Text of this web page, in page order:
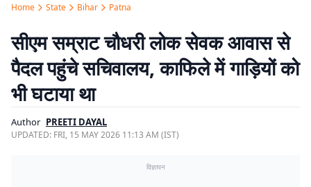
Home State Bihar Patna
सीएम सम्राट चौधरी लोक सेवक आवास से
पैदल पहुंचे सचिवालय, काफिले में गाड़ियों को
भी घटाया था
Author PREETI DAYAL
UPDATED: FRI, 15 MAY 2026 11:13 AM (IST)
विज्ञापन